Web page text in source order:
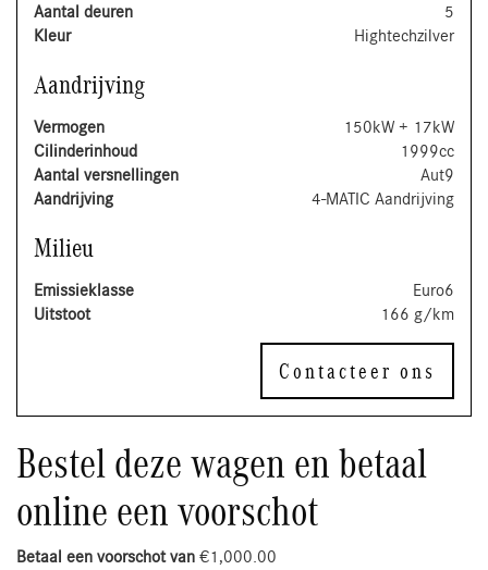
Aantal deuren
5
Kleur
Hightechzilver
Aandrijving
Vermogen
150kW + 17kW
Cilinderinhoud
1999cc
Aantal versnellingen
Aut9
Aandrijving
4-MATIC Aandrijving
Milieu
Emissieklasse
Euro6
Uitstoot
166 g/km
Contacteer ons
Bestel deze wagen en betaal
online een voorschot
Betaal een voorschot van €1,000.00